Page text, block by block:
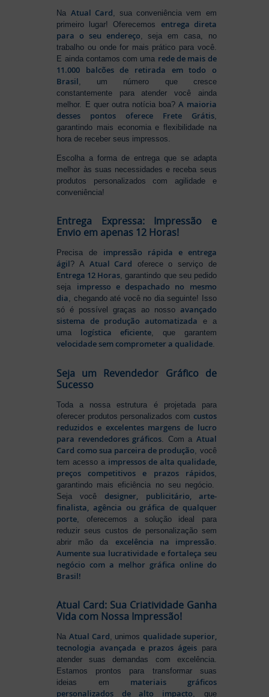
Na Atual Card , sua conveniência vem em
primeiro lugar! Oferecemos entrega direta
para o seu endereço , seja em casa, no
trabalho ou onde for mais prático para você.
E ainda contamos com uma rede de mais de
11.000 balcões de retirada em todo o
Brasil , um número que cresce
constantemente para atender você ainda
melhor. E quer outra notícia boa?A maioria
desses pontos oferece Frete Grátis,
garantindo mais economia e flexibilidade na
hora de receber seus impressos.
Escolha a forma de entrega que se adapta
melhor às suas necessidades e receba seus
produtos personalizados com agilidade e
conveniência!
Entrega Expressa: Impressão e
Envio em apenas 12 Horas!
Precisa de impressão rápida e entrega
ágil? A Atual Card oferece o serviço de
Entrega 12 Horas, garantindo que seu pedido
seja impresso e despachado no mesmo
dia, chegando até você no dia seguinte! Isso
só é possível graças ao nosso avançado
sistema de produção automatizada e a
uma logística eficiente, que garantem
velocidade sem comprometer a qualidade.
Seja um Revendedor Gráfico de
Sucesso
Toda a nossa estrutura é projetada para
oferecer produtos personalizados com custos
reduzidos e excelentes margens de lucro
para revendedores gráficos . Com a Atual
Card como sua parceira de produção , você
tem acesso a impressos de alta qualidade,
preços competitivos e prazos rápidos,
garantindo mais eficiência no seu negócio.
Seja vocêdesigner, publicitário, arte-
finalista, agência ou gráfica de qualquer
porte , oferecemos a solução ideal para
reduzir seus custos de personalização sem
abrir mão da excelência na impressão
Aumente sua lucratividade e fortaleça seu
negócio com a melhor gráfica online do
Brasil!
Atual Card: Sua Criatividade Ganha
Vida com Nossa Impressão!
Na Atual Card, unimos qualidade superior,
tecnologia avançada e prazos ágeispara
atender suas demandas com excelência.
Estamos prontos para transformar suas
ideias em materiais gráficos
personalizados de alto impacto, que